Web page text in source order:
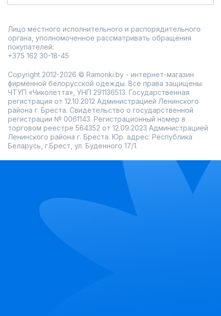
Лицо местного исполнительного и распорядительного
органа, уполномоченное рассматривать обращения
покупателей:
+375 162 30-18-45
Copyright 2012-2026 © Ramonki.by - интернет-магазин
фирменной белорусской одежды. Все права защищены.
ЧТУП «Чиколетта», УНП 291136513. Государственная
регистрация от 12.10.2012 Администрацией Ленинского
района г. Бреста. Свидетельство о государственной
регистрации № 0061143. Регистрационный номер в
торговом реестре 564352 от 12.09.2023 Администрацией
Ленинского района г. Бреста. Юр. адрес: Республика
Беларусь, г.Брест, ул. Буденного 17/1.